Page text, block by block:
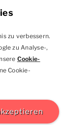
zu verbessern.
zu Analyse-,
Cookie-
Cookie-